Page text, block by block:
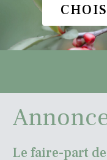
Le faire-part